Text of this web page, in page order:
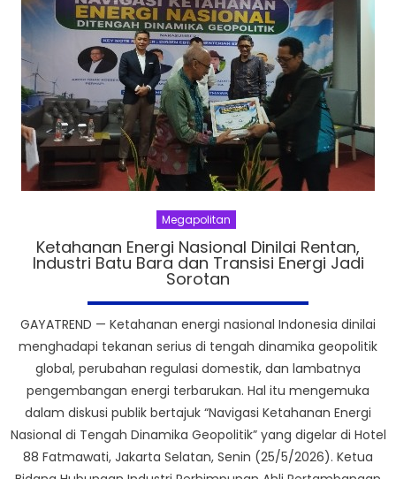
Megapolitan
Ketahanan Energi Nasional Dinilai Rentan,
Industri Batu Bara dan Transisi Energi Jadi
Sorotan
GAYATREND — Ketahanan energi nasional Indonesia dinilai
menghadapi tekanan serius di tengah dinamika geopolitik
global, perubahan regulasi domestik, dan lambatnya
pengembangan energi terbarukan. Hal itu mengemuka
dalam diskusi publik bertajuk “Navigasi Ketahanan Energi
Nasional di Tengah Dinamika Geopolitik” yang digelar di Hotel
88 Fatmawati, Jakarta Selatan, Senin (25/5/2026). Ketua